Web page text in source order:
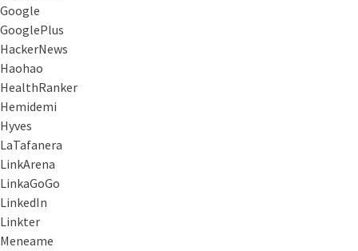
Google
GooglePlus
HackerNews
Haohao
HealthRanker
Hemidemi
Hyves
LaTafanera
LinkArena
LinkaGoGo
LinkedIn
Linkter
Meneame